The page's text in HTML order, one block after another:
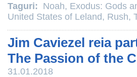
Taguri: Noah, Exodus: Gods
United States of Leland, Rush,
Jim Caviezel reia
The Passion of the
31.01.2018